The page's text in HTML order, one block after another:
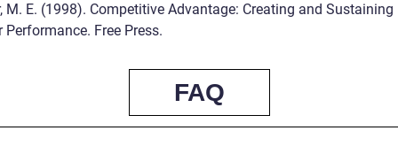
M. E. (1998). Competitive Advantage: Creating and Sustaining
Performance. Free Press.
FAQ